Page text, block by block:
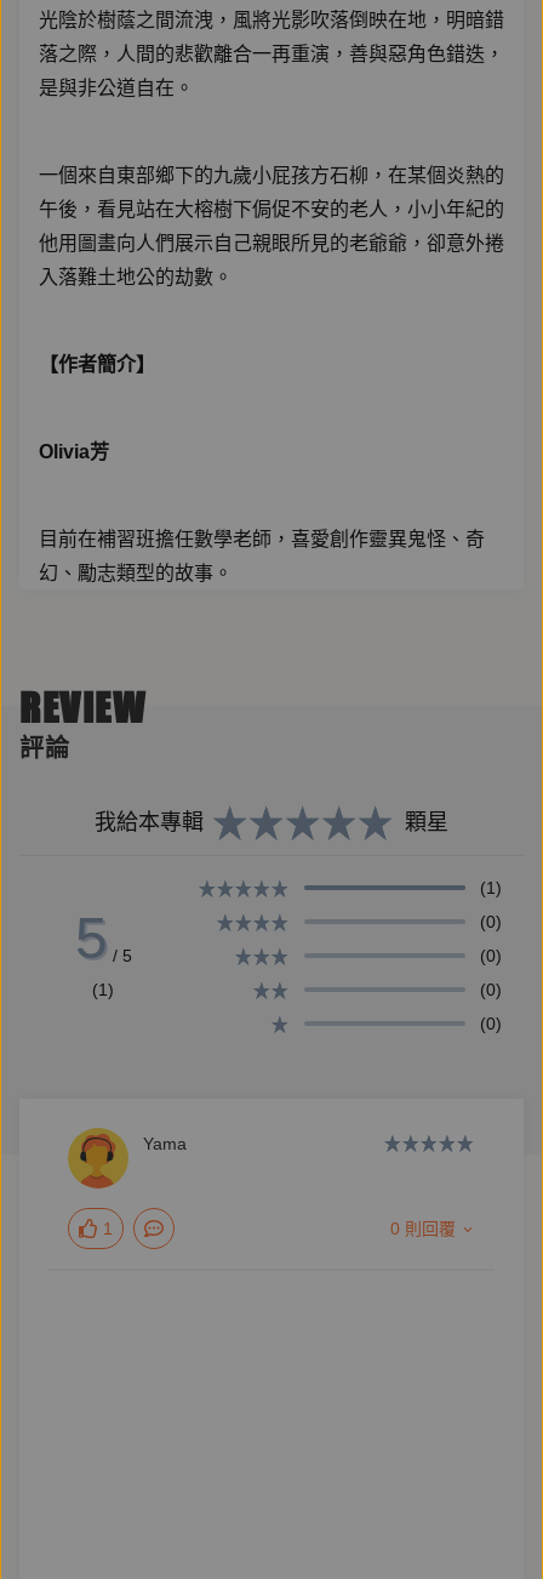
光陰於樹蔭之間流洩，風將光影吹落倒映在地，明暗錯
落之際，人間的悲歡離合一再重演，善與惡角色錯迭，
是與非公道自在。
一個來自東部鄉下的九歲小屁孩方石柳，在某個炎熱的
午後，看見站在大榕樹下侷促不安的老人，小小年紀的
他用圖畫向人們展示自己親眼所見的老爺爺，卻意外捲
入落難土地公的劫數。
【作者簡介】
Olivia芳
目前在補習班擔任數學老師，喜愛創作靈異鬼怪、奇
幻、勵志類型的故事。
產品企劃：莊宗憲
REVIEW
評論
我給本專輯 顆星
5 / 5
(1)
(1)
(0)
(0)
(0)
(0)
Yama
1 0 則回覆